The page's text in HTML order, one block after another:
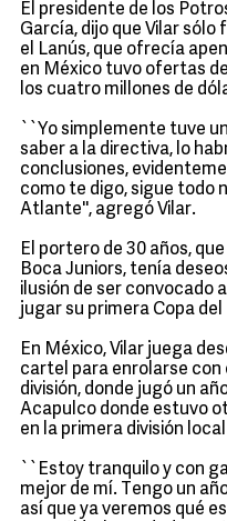
El presidente de los
García, dijo que Vilar
el Lanús, que ofrecía
en México tuvo ofertas
los cuatro millones de
``Yo simplemente tuve
saber a la directiva, lo
conclusiones,
como te digo, sigue todo
Atlante'', agregó Vilar.
El portero de 30 años,
Boca Juniors, tenía
ilusión de ser convocado
jugar su primera Copa del
En México, Vilar juega
cartel para enrolarse con
división, donde jugó un
Acapulco donde estuvo
en la primera división
``Estoy tranquilo y con
mejor de mí. Tengo un
así que ya veremos qué